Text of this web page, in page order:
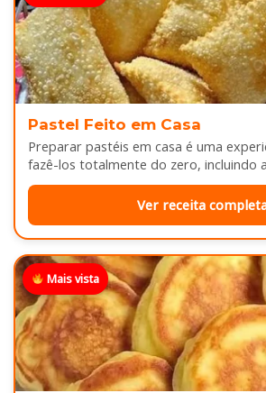
Pastel Feito em Casa
Preparar pastéis em casa é uma
fazê-los totalmente do zero, incluindo
melhor ainda...
Ver receita
Mais vista